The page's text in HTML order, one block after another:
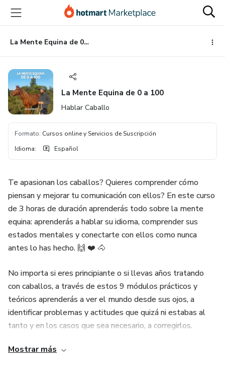
principal
página
de
página
La Mente Equina de 0 a 100
La Mente Equina de 0 a 100
Hablar Caballo
Formato: Cursos online y Servicios de Suscripción
Idioma: Español
Te apasionan los caballos? Quieres comprender cómo
piensan y mejorar tu comunicación con ellos? En este curso
de 3 horas de duración aprenderás todo sobre la mente
equina: aprenderás a hablar su idioma, comprender sus
estados mentales y conectarte con ellos como nunca
antes lo has hecho. 🙌 ❤️ 🐴
No importa si eres principiante o si llevas años tratando
con caballos, a través de estos 9 módulos prácticos y
teóricos aprenderás a ver el mundo desde sus ojos, a
identificar problemas y actitudes que quizá ni estabas al
tanto y en los casos que sea necesario, a corregirlos.
Accede con un 50% de descuento SOLO POR HOY!
Mostrar más